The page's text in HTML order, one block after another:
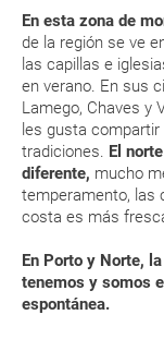
En esta zona de
de la región se ve
las capillas e
en verano. En sus
Lamego, Chaves y
les gusta
tradiciones. El
diferente, mucho
temperamento, las
costa es más
En Porto y Norte,
tenemos y somos
espontánea.
de mayor
Durante la
bonito y
senderismo!
ENE
13 °C
5 °C
¿Qué caducidad
a...?
¿Con cuánta
aeropuerto?
RESERVAR
paquete
Al realizar la
quedado de
sabré si se